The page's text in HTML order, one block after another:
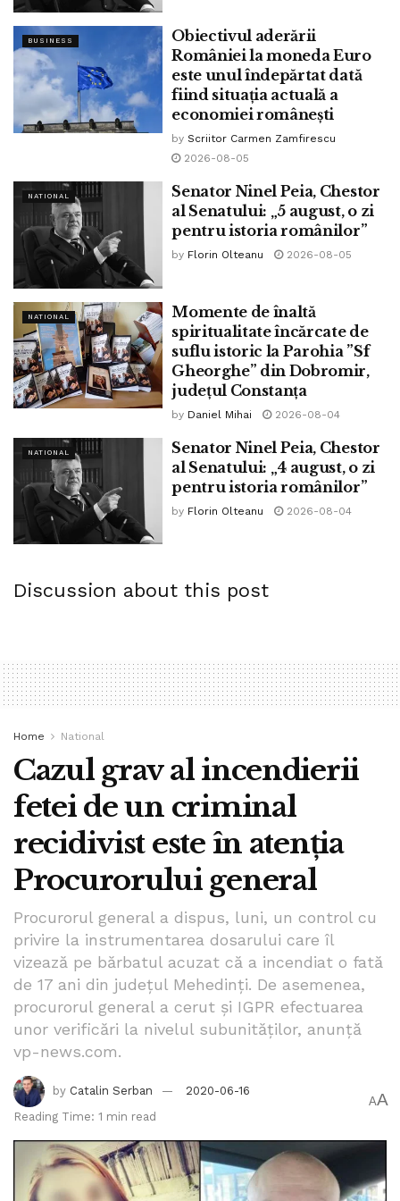
catastrofele rutiere și pierderea de vieți omenești.
Sperăm ca anul acesta și în viitor să continuăm și să
înmulțim eforturile, pentru a reuși în cele din urmă să
ajungem în rând cu toate țările europene și să putem
continua pe această pantă descendentă a numărului de
de crezut, dar ce putem face decât să sperăm?
Tags: accidente alarmant autostradă bpnews
David Budicastro drum expres drumuri europa
pericol politia romana
BUSINESS
Obiectivul aderării
României la moneda Euro
este unul îndepărtat dată
fiind situația actuală a
economiei românești
by Scriitor Carmen Zamfirescu
2026-08-05
NATIONAL
Senator Ninel Peia, Chestor
al Senatului: „5 august, o zi
pentru istoria românilor”
by Florin Olteanu 2026-08-05
NATIONAL
Momente de înaltă
spiritualitate încărcate de
suflu istoric la Parohia ”Sf
Gheorghe” din Dobromir,
județul Constanța
by Daniel Mihai 2026-08-04
NATIONAL
Senator Ninel Peia, Chestor
al Senatului: „4 august, o zi
pentru istoria românilor”
by Florin Olteanu 2026-08-04
Discussion about this post
Home National
Cazul grav al incendierii
fetei de un criminal
recidivist este în atenția
Procurorului general
Procurorul general a dispus, luni, un control cu
privire la instrumentarea dosarului care îl
vizează pe bărbatul acuzat că a incendiat o fată
de 17 ani din județul Mehedinți. De asemenea,
procurorul general a cerut și IGPR efectuarea
unor verificări la nivelul subunităților, anunță
vp-news.com.
by Catalin Serban
2020-06-16
Reading Time: 1 min read
AA